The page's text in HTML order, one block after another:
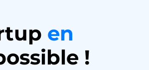
en
!